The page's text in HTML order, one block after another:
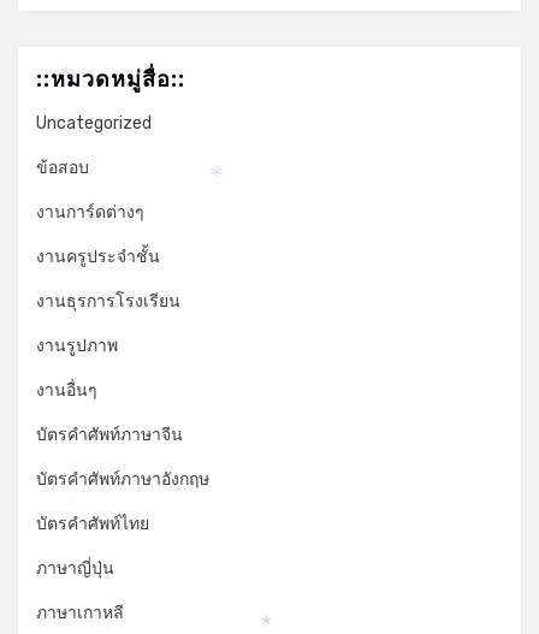
::หมวดหมู่สื่อ::
Uncategorized
ข้อสอบ
งานการ์ดต่างๆ
งานครูประจำชั้น
งานธุรการโรงเรียน
งานรูปภาพ
งานอื่นๆ
บัตรคำศัพท์ภาษาจีน
บัตรคำศัพท์ภาษาอังกฤษ
บัตรคำศัพท์ไทย
ภาษาญี่ปุ่น
ภาษาเกาหลี
*